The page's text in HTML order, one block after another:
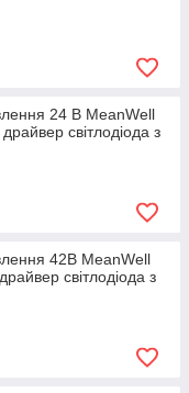
24 В MeanWell
світлодіода з
42В MeanWell
світлодіода з